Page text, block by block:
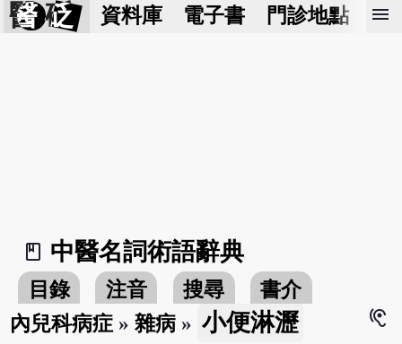
醫 砭 資料庫 電子書 門診地點 預
menu
book_2
中醫名詞術語辭典
目錄 注音 搜尋
書介
內兒科病症 »雜病 » 小便淋瀝
hearing